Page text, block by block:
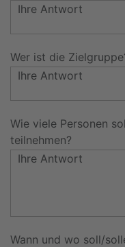
Wer ist die
Wie viele Personen
teilnehmen?
Wann und wo soll/